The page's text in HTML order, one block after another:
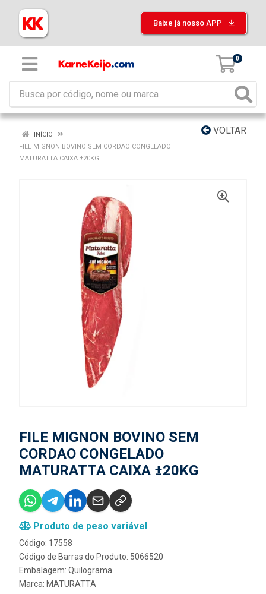
Baixe já nosso APP
0
VOLTAR
INÍCIO
FILE MIGNON BOVINO SEM CORDAO CONGELADO
MATURATTA CAIXA ±20KG
FILE MIGNON BOVINO SEM
CORDAO CONGELADO
MATURATTA CAIXA ±20KG
Produto de peso variável
Código: 17558
Código de Barras do Produto: 5066520
Embalagem: Quilograma
Marca: MATURATTA